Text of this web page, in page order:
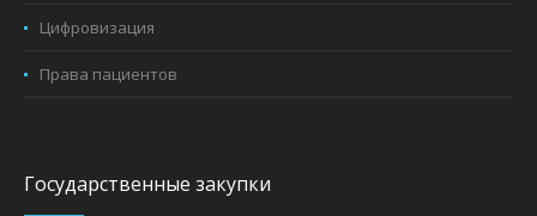
Цифровизация
Права пациентов
Государственные закупки